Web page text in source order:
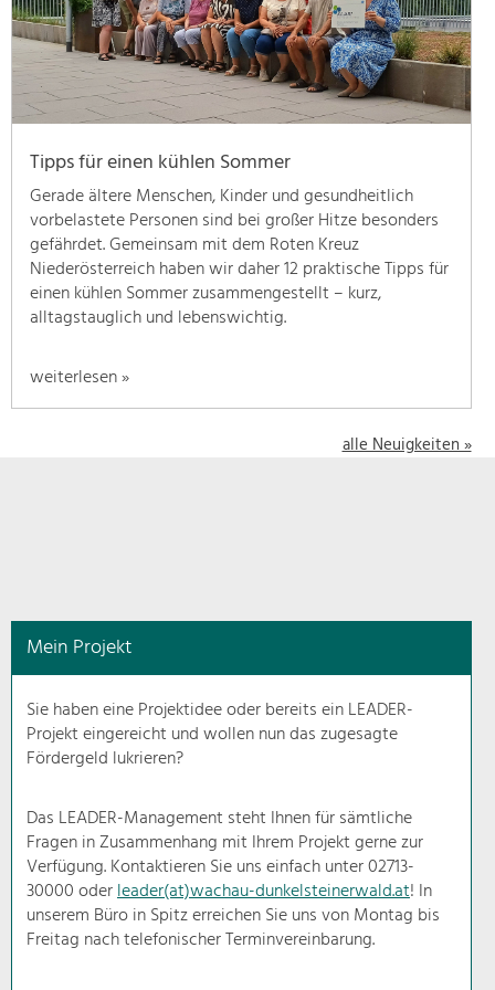
geben
wir
hier
eine
Übersicht
unsere
Themenschwerpunkte.
Für
mehr
Informationen
einfach
das
schon
Natur- &
Landschaftsschutz
Pflege, Regulierung und
Weiterentwicklung.
Ortsbild, Baukultur und nachhaltiges
Siedlungswesen.
Land- & Forstwirtschaft
Bewirtschaftung und Pflege der
Kulturlandschaft.
Tipps für einen kühlen Sommer
Gerade ältere Menschen, Kinder und gesundheitlich
vorbelastete Personen sind bei großer Hitze besonders
gefährdet. Gemeinsam mit dem Roten Kreuz
Niederösterreich haben wir daher 12 praktische Tipps für
einen kühlen Sommer zusammengestellt – kurz,
alltagstauglich und lebenswichtig.
weiterlesen »
alle Neuigkeiten »
Mein Projekt
Sie haben eine Projektidee oder bereits ein LEADER-
Projekt eingereicht und wollen nun das zugesagte
Fördergeld lukrieren?
Das LEADER-Management steht Ihnen für sämtliche
Fragen in Zusammenhang mit Ihrem Projekt gerne zur
Verfügung. Kontaktieren Sie uns einfach unter 02713-
30000 oderleader(at)wachau-dunkelsteinerwald.at! In
unserem Büro in Spitz erreichen Sie uns von Montag bis
Freitag nach telefonischer Terminvereinbarung.